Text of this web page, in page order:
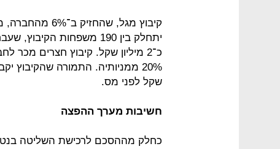
יתחלק בין 190 משפחות
שקל לפני מס.
חשיבות מערך ההפצה
כחלק מההסכם לרכישת השליטה